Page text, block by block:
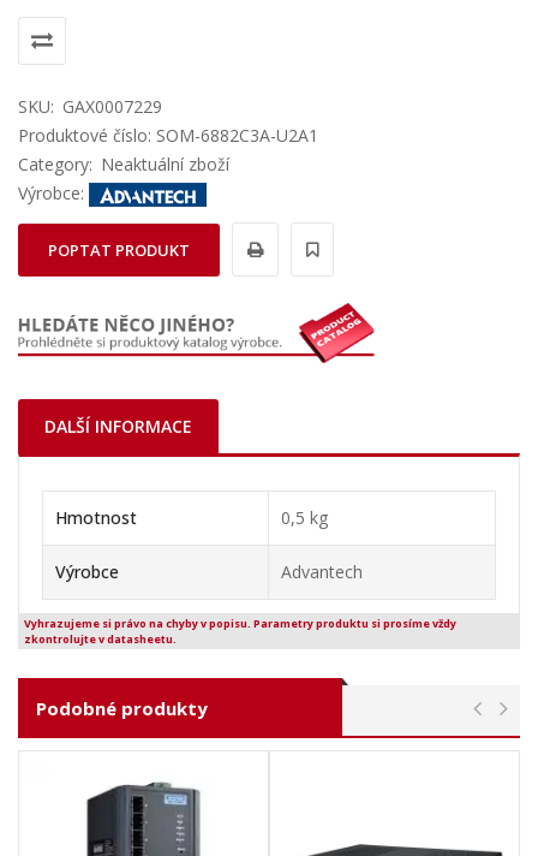
SKU: GAX0007229
Produktové číslo: SOM-6882C3A-U2A1
Category: Neaktuální zboží
Výrobce:
POPTAT PRODUKT
DALŠÍ INFORMACE
Hmotnost 0,5 kg
Výrobce Advantech
Vyhrazujeme si právo na chyby v popisu. Parametry produktu si prosíme vždy
zkontrolujte v datasheetu.
Podobné produkty